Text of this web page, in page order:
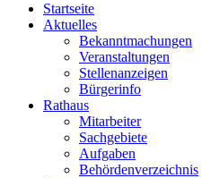
Startseite
Aktuelles
Bekanntmachungen
Veranstaltungen
Stellenanzeigen
Bürgerinfo
Rathaus
Mitarbeiter
Sachgebiete
Aufgaben
Behördenverzeichnis